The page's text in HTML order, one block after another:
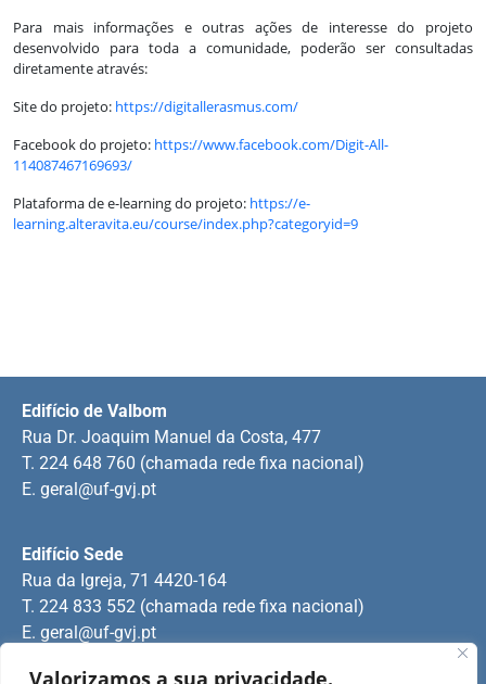
Valorizamos a sua privacidade.
Para mais informações e outras ações de interesse do projeto
desenvolvido para toda a comunidade, poderão ser consultadas
diretamente através:
Site do projeto: https://digitallerasmus.com/
Facebook do projeto: https://www.facebook.com/Digit-All-
114087467169693/
Plataforma de e-learning do projeto: https://e-
learning.alteravita.eu/course/index.php?categoryid=9
Edifício Sede
Rua da Igreja, 71 4420-164
T. 224 833 552 (chamada rede fixa nacional)
E. geral@uf-gvj.pt
Edifício de Valbom
Rua Dr. Joaquim Manuel da Costa, 477
T. 224 648 760 (chamada rede fixa nacional)
E. geral@uf-gvj.pt